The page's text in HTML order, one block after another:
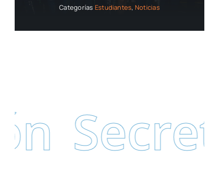
Categorías Estudiantes, Noticias